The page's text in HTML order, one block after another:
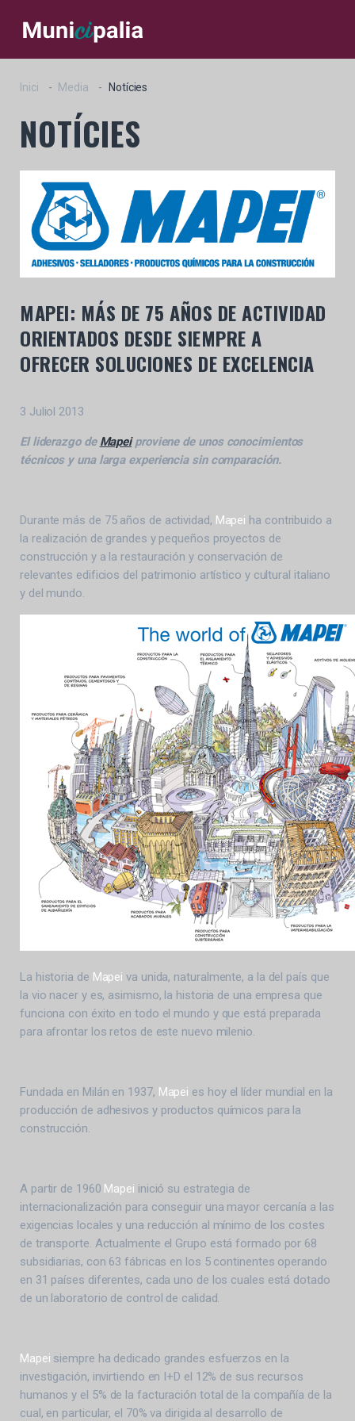
Inici Media Notícies
NOTÍCIES
MAPEI: MÁS DE 75 AÑOS DE ACTIVIDAD
ORIENTADOS DESDE SIEMPRE A
OFRECER SOLUCIONES DE EXCELENCIA
3 Juliol 2013
El liderazgo de Mapeiproviene de unos conocimientos
técnicos y una larga experiencia sin comparación.
Durante más de 75 años de actividad, Mapei ha contribuido a
la realización de grandes y pequeños proyectos de
construcción y a la restauración y conservación de
relevantes edificios del patrimonio artístico y cultural italiano
y del mundo.
La historia de Mapei va unida, naturalmente, a la del país que
la vio nacer y es, asimismo, la historia de una empresa que
funciona con éxito en todo el mundo y que está preparada
para afrontar los retos de este nuevo milenio.
Fundada en Milán en 1937, Mapei es hoy el líder mundial en la
producción de adhesivos y productos químicos para la
construcción.
A partir de 1960 Mapei inició su estrategia de
internacionalización para conseguir una mayor cercanía a las
exigencias locales y una reducción al mínimo de los costes
de transporte. Actualmente el Grupo está formado por 68
subsidiarias, con 63 fábricas en los 5 continentes operando
en 31 países diferentes, cada uno de los cuales está dotado
de un laboratorio de control de calidad.
Mapei siempre ha dedicado grandes esfuerzos en la
investigación, invirtiendo en I+D el 12% de sus recursos
humanos y el 5% de la facturación total de la compañía de la
cual, en particular, el 70% va dirigida al desarrollo de